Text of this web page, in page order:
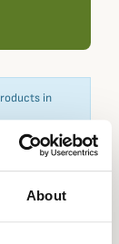
About
in